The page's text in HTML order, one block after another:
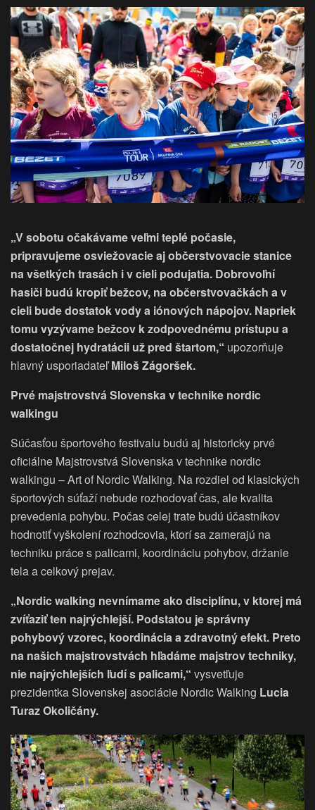
„V sobotu očakávame veľmi teplé počasie,
pripravujeme osviežovacie aj občerstvovacie stanice
na všetkých trasách i v cieli podujatia. Dobrovoľní
hasiči budú kropiť bežcov, na občerstvovačkách a v
cieli bude dostatok vody a iónových nápojov. Napriek
tomu vyzývame bežcov k zodpovednému prístupu a
dostatočnej hydratácii už pred štartom,“ upozorňuje
hlavný usporiadateľMiloš Zágoršek.
Prvé majstrovstvá Slovenska v technike nordic
walkingu
Súčasťou športového festivalu budú aj historicky prvé
oficiálne Majstrovstvá Slovenska v technike nordic
walkingu – Art of Nordic Walking. Na rozdiel od klasických
športových súťaží nebude rozhodovať čas, ale kvalita
prevedenia pohybu. Počas celej trate budú účastníkov
hodnotiť vyškolení rozhodcovia, ktorí sa zamerajú na
techniku práce s palicami, koordináciu pohybov, držanie
tela a celkový prejav.
„Nordic walking nevnímame ako disciplínu, v ktorej má
zvíťaziť ten najrýchlejší. Podstatou je správny
pohybový vzorec, koordinácia a zdravotný efekt. Preto
na našich majstrovstvách hľadáme majstrov techniky,
nie najrýchlejších ľudí s palicami,“ vysvetľuje
prezidentka Slovenskej asociácie Nordic Walking Lucia
Turaz Okoličány.